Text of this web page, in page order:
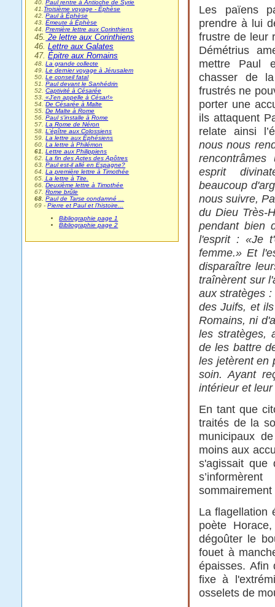
40.Paul rentre à Antioche de Syrie
41.Troisième voyage - Éphèse
42.Paul à Éphèse
43.Émeute à Éphèse
44.Première lettre aux Corinthiens
45. 2e lettre aux Corinthiens
46.Lettre aux Galates
47.Épitre aux Romains
48.La grande collecte
49.Le dernier voyage à Jérusalem
50.Le conseil fatal
51.Paul devant le Sanhédrin
52.Captivité à Césarée
53. «J’en appelle à César!»
54.De Césarée à Malte
55.De Malte à Rome
56.Paul s'installe à Rome
57.La Rome de Néron
58.L'épître aux Colossiens
59.La lettre aux Éphésiens
60.La lettre à Philémon
61.Lettre aux Philippiens
62.La fin des Actes des Apôtres
63.Paul est-il allé en Espagne?
64.La première lettre à Timothée
65. La lettre à Tite.
66.Deuxième lettre à Timothée
67.Rome brûle
68.Paul de Tarse condamné ...
69 -Pierre et Paul et l’histoire...
Bibliographie page 1
Bibliographie page 2
Les païens
prendre à lui
frustre de leur
Démétrius
mettre Paul
chasser de
frustrés ne
porter une
ils attaquent
relate ainsi
nous nous
esprit
beaucoup
nous suivre,
du Dieu Très-
pendant bien
l'esprit : «Je
femme.» Et
disparaître
traînèrent sur
aux stratèges
des Juifs, et
Romains, ni
les stratèges,
de les battre
les jetèrent en
soin. Ayant
intérieur et
En tant que
traités de la
municipaux
moins aux
s'agissait que
sommairement
La flagellation
poète
dégoûter le
fouet à
épaisses. Afin
fixe à
osselets de